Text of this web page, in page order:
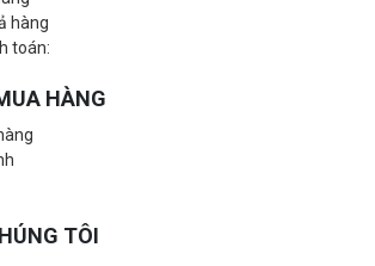
hàng
toán:
HÀNG
TÔI